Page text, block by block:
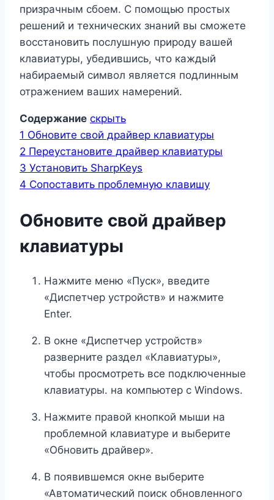
призрачным сбоем. С помощью простых
решений и технических знаний вы сможете
восстановить послушную природу вашей
клавиатуры, убедившись, что каждый
набираемый символ является подлинным
отражением ваших намерений.
Содержание скрыть
1 Обновите свой драйвер клавиатуры
2 Переустановите драйвер клавиатуры
3 Установить SharpKeys
4 Сопоставить проблемную клавишу
Обновите свой драйвер
клавиатуры
Нажмите меню «Пуск», введите
«Диспетчер устройств» и нажмите
Enter.
В окне «Диспетчер устройств»
разверните раздел «Клавиатуры»,
чтобы просмотреть все подключенные
клавиатуры. на компьютер с Windows.
Нажмите правой кнопкой мыши на
проблемной клавиатуре и выберите
«Обновить драйвер».
В появившемся окне выберите
«Автоматический поиск обновленного